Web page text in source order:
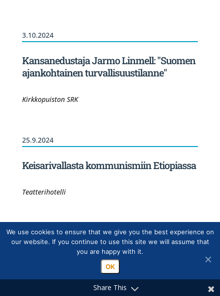
3.10.2024
Kansanedustaja Jarmo Linmell: "Suomen
ajankohtainen turvallisuustilanne"
Kirkkopuiston SRK
25.9.2024
Keisarivallasta kommunismiin Etiopiassa
Teatterihotelli
18.9.2024
Marko Paavilainen, historoitsija: "Matti
Virkkunen: Suomalaisen elämänmuodon
puollustaja"
Share This
We use cookies to ensure that we give you the best experience on
our website. If you continue to use this site we will assume that
you are happy with it.
OK